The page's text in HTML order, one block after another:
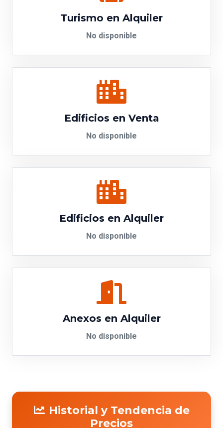
Turismo en Alquiler
No disponible
Edificios en Venta
No disponible
Edificios en Alquiler
No disponible
Anexos en Alquiler
No disponible
Historial y Tendencia de
Precios